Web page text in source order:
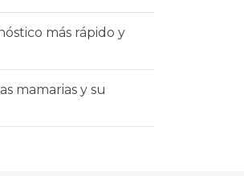
más rápido y
mamarias y su